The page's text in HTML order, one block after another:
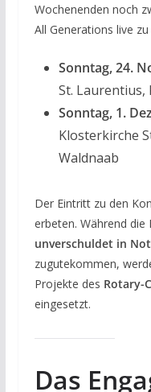
Wochenenden noch
All Generations live
Sonntag, 24.
St.
Sonntag, 1.
Klosterkirche
Waldnaab
Der Eintritt zu den
erbeten. Während die
unverschuldet in
zugutekommen,
Projekte des Rotary-
eingesetzt.
Das